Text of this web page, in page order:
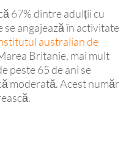
67% dintre adulții cu
se angajează în activitate
australian de
Britanie, mai mult
peste 65 de ani se
moderată. Acest număr